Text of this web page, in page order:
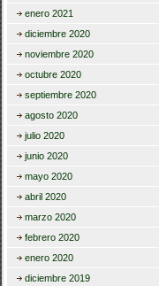
enero 2021
diciembre 2020
noviembre 2020
octubre 2020
septiembre 2020
agosto 2020
julio 2020
junio 2020
mayo 2020
abril 2020
marzo 2020
febrero 2020
enero 2020
diciembre 2019